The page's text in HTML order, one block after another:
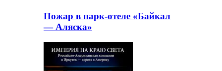
Пожар в парк-отеле «Байкал
— Аляска»